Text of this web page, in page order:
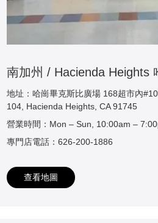
南加州 / Hacienda Heights
地址：哈崗畢克斯比廣場 168超市內
104, Hacienda Heights, CA 91745
營業時間：Mon – Sun, 10:00am –
專門店電話：626-200-1886
查看地圖